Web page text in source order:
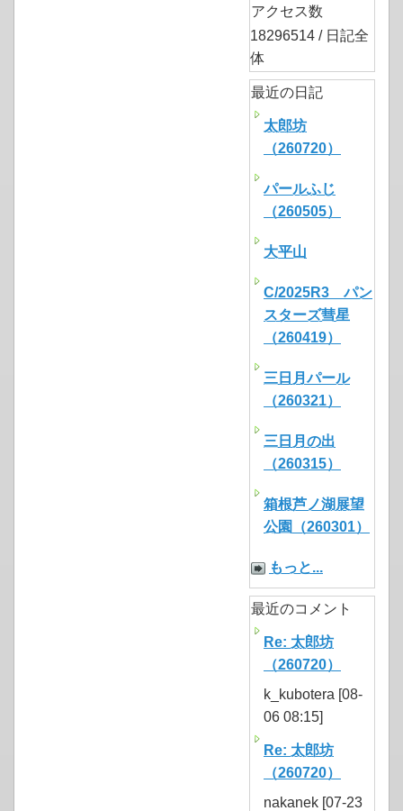
アクセス数
18296514 / 日記全
体
最近の日記
太郎坊
（260720）
パールふじ
（260505）
大平山
C/2025R3 パン
スターズ彗星
（260419）
三日月パール
（260321）
三日月の出
（260315）
箱根芦ノ湖展望
公園（260301）
もっと...
最近のコメント
Re: 太郎坊
（260720）
k_kubotera [08-
06 08:15]
Re: 太郎坊
（260720）
nakanek [07-23